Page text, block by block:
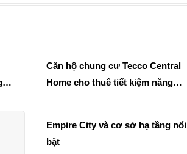
Căn hộ chung cư Tecco Central
Home cho thuê tiết kiệm năng
Empire City và cơ sở hạ tầng nổi
bật